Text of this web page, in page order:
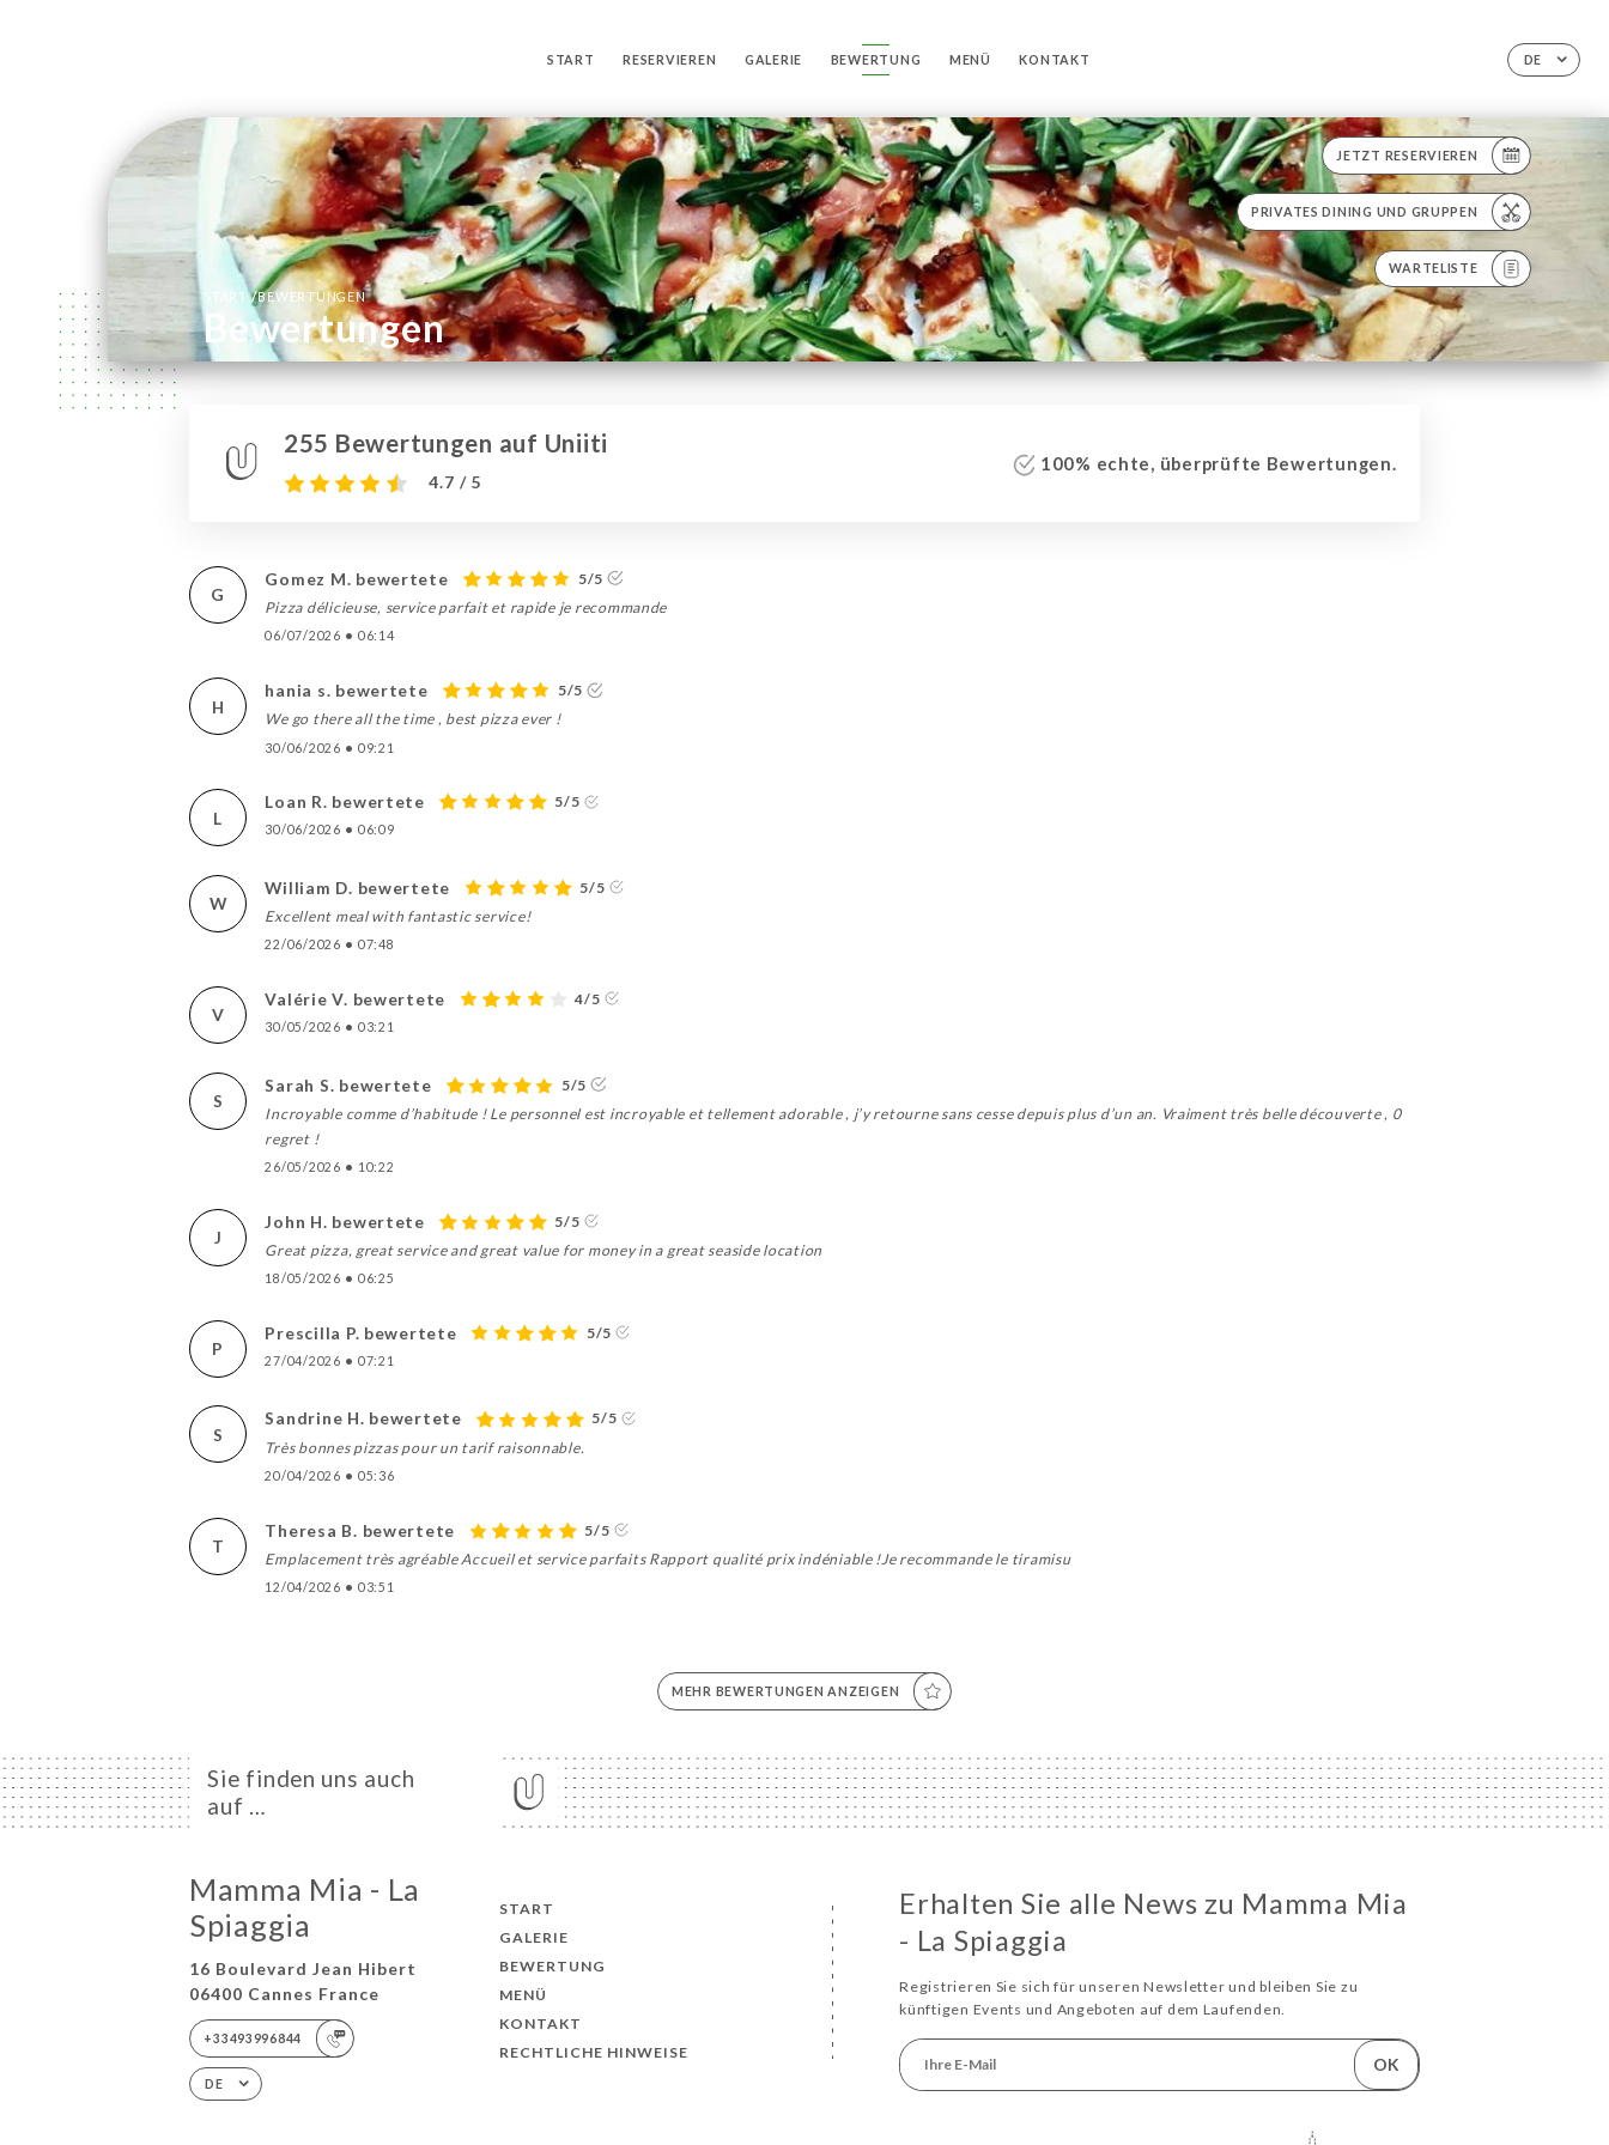
DE
START RESERVIEREN GALERIE BEWERTUNG MENÜ KONTAKT
JETZT RESERVIEREN
PRIVATES DINING UND GRUPPEN
WARTELISTE
START/BEWERTUNGEN
Bewertungen
255 Bewertungen auf Uniiti
4.7 / 5
100% echte, überprüfte Bewertungen.
G
Gomez M. bewertete
5/5
Pizza délicieuse, service parfait et rapide je recommande
06/07/2026 • 06:14
H
hania s. bewertete
5/5
We go there all the time , best pizza ever !
30/06/2026 • 09:21
L
Loan R. bewertete 5/5
30/06/2026 • 06:09
W
William D. bewertete
5/5
Excellent meal with fantastic service!
22/06/2026 • 07:48
V
Valérie V. bewertete 4/5
30/05/2026 • 03:21
S
Sarah S. bewertete
5/5
Incroyable comme d’habitude ! Le personnel est incroyable et tellement adorable , j’y retourne sans cesse depuis plus d’un an. Vraiment très belle découverte , 0
regret !
26/05/2026 • 10:22
J
John H. bewertete
5/5
Great pizza, great service and great value for money in a great seaside location
18/05/2026 • 06:25
P
Prescilla P. bewertete 5/5
27/04/2026 • 07:21
S
Sandrine H. bewertete
5/5
Très bonnes pizzas pour un tarif raisonnable.
20/04/2026 • 05:36
T
Theresa B. bewertete
5/5
Emplacement très agréable Accueil et service parfaits Rapport qualité prix indéniable !Je recommande le tiramisu
12/04/2026 • 03:51
MEHR BEWERTUNGEN ANZEIGEN
Sie finden uns auch
auf …
Mamma Mia - La
Spiaggia
16 Boulevard Jean Hibert
06400 Cannes France
+33493996844
DE
START
GALERIE
BEWERTUNG
MENÜ
KONTAKT
RECHTLICHE HINWEISE
Erhalten Sie alle News zu Mamma Mia
- La Spiaggia
Registrieren Sie sich für unseren Newsletter und bleiben Sie zu
künftigen Events und Angeboten auf dem Laufenden.
OK